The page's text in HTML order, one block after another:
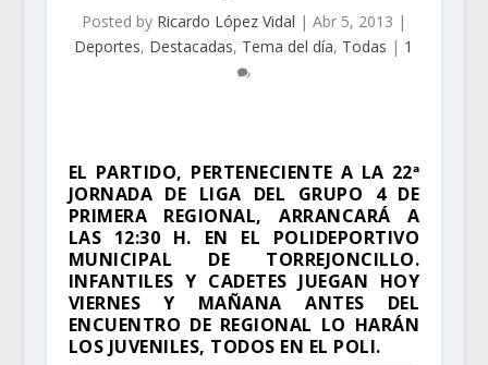
Posted by Ricardo López Vidal | Abr 5, 2013 |
Deportes, Destacadas, Tema del día, Todas | 1
EL PARTIDO, PERTENECIENTE A LA 22ª
JORNADA DE LIGA DEL GRUPO 4 DE
PRIMERA REGIONAL, ARRANCARÁ A
LAS 12:30 H. EN EL POLIDEPORTIVO
MUNICIPAL DE TORREJONCILLO.
INFANTILES Y CADETES JUEGAN HOY
VIERNES Y MAÑANA ANTES DEL
ENCUENTRO DE REGIONAL LO HARÁN
LOS JUVENILES, TODOS EN EL POLI.